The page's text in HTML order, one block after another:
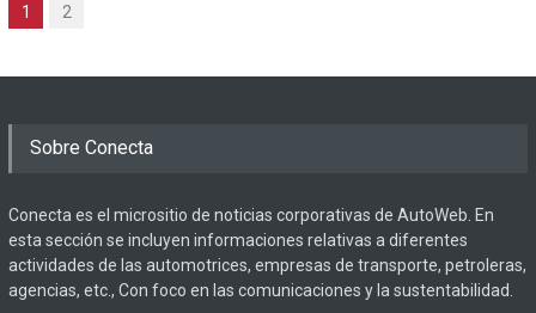
1 2
Sobre Conecta
Conecta es el micrositio de noticias corporativas de AutoWeb. En
esta sección se incluyen informaciones relativas a diferentes
actividades de las automotrices, empresas de transporte, petroleras,
agencias, etc., Con foco en las comunicaciones y la sustentabilidad.